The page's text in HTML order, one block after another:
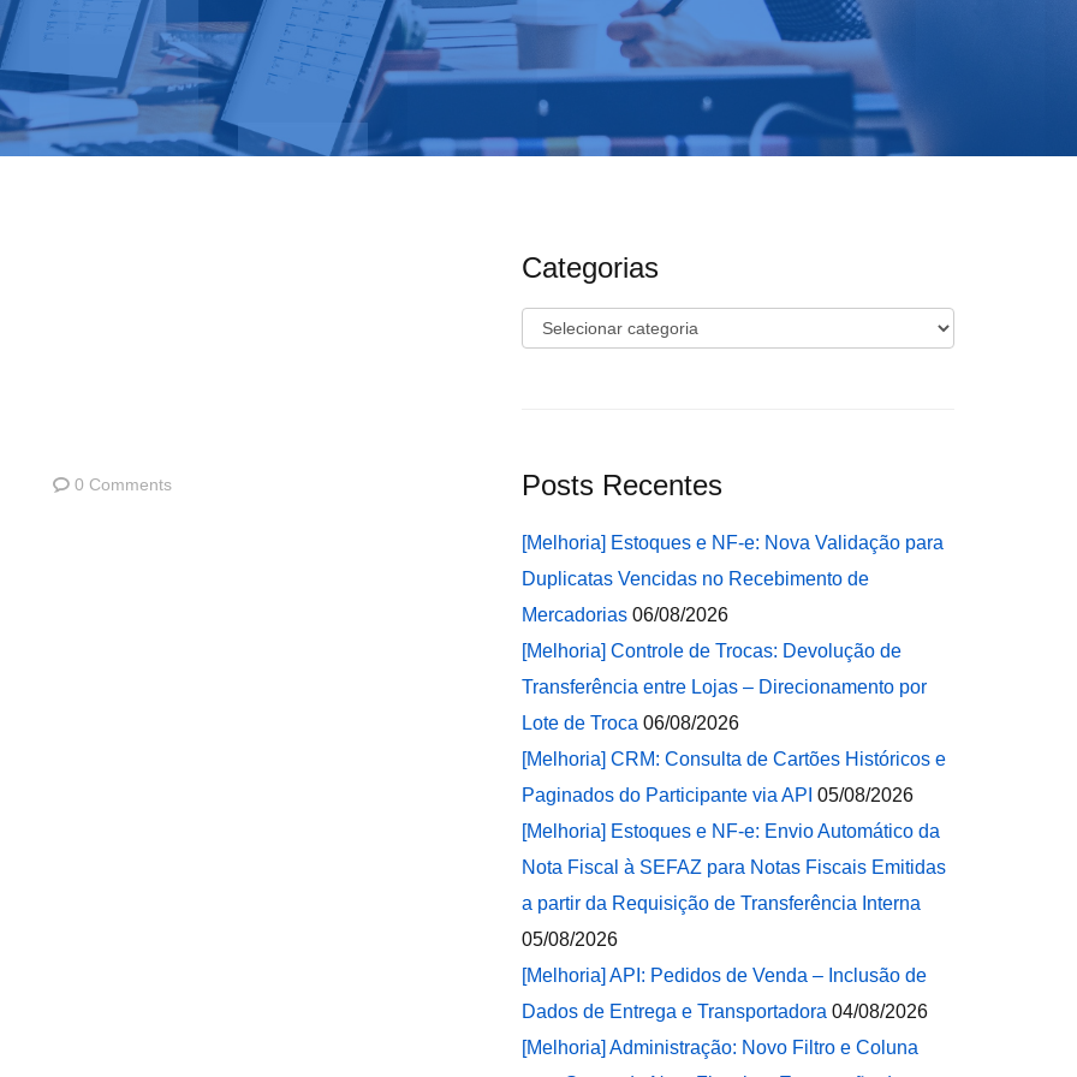
0 Comments
Categorias
Categorias
Posts Recentes
[Melhoria] Estoques e NF-e: Nova Validação para
Duplicatas Vencidas no Recebimento de
Mercadorias 06/08/2026
[Melhoria] Controle de Trocas: Devolução de
Transferência entre Lojas – Direcionamento por
Lote de Troca 06/08/2026
[Melhoria] CRM: Consulta de Cartões Históricos e
Paginados do Participante via API 05/08/2026
[Melhoria] Estoques e NF-e: Envio Automático da
Nota Fiscal à SEFAZ para Notas Fiscais Emitidas
a partir da Requisição de Transferência Interna
05/08/2026
[Melhoria] API: Pedidos de Venda – Inclusão de
Dados de Entrega e Transportadora 04/08/2026
[Melhoria] Administração: Novo Filtro e Coluna